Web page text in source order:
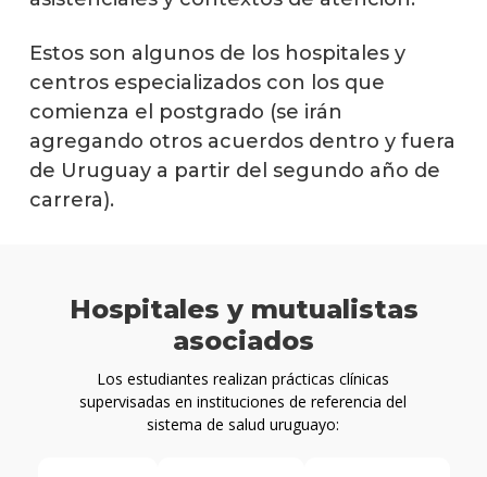
Estos son algunos de los hospitales y
centros especializados con los que
comienza el postgrado (se irán
agregando otros acuerdos dentro y fuera
de Uruguay a partir del segundo año de
carrera).
Hospitales y mutualistas
asociados
Los estudiantes realizan prácticas clínicas
supervisadas en instituciones de referencia del
sistema de salud uruguayo: